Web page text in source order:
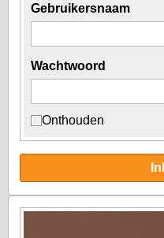
Gebruikersnaam
Wachtwoord
Onthouden